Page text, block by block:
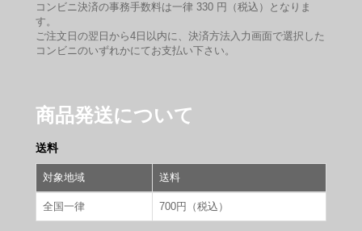
コンビニ決済の事務手数料は一律 330 円（税込）となりま
す。
ご注文日の翌日から4日以内に、決済方法入力画面で選択した
コンビニのいずれかにてお支払い下さい。
商品発送について
送料
対象地域 送料
全国一律 700円（税込）